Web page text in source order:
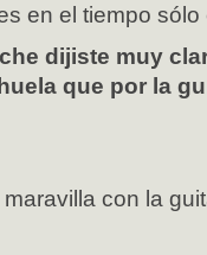
en el tiempo
dijiste muy
que por la
con la